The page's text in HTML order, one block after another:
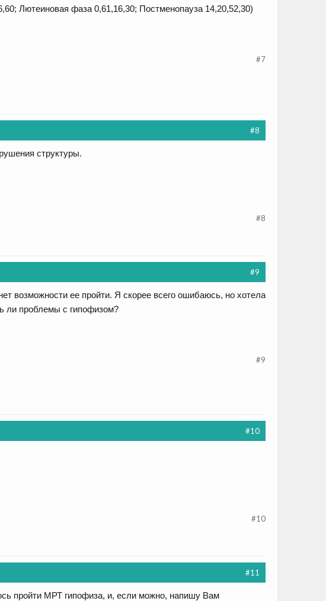
Лютеиновая фаза 0,61,16,30; Постменопауза 14,20,52,30)
#7
#8
структуры.
#8
#9
возможности ее пройти. Я скорее всего ошибаюсь, но хотела
ли проблемы с гипофизом?
#9
#10
#10
#11
пройти МРТ гипофиза, и, если можно, напишу Вам